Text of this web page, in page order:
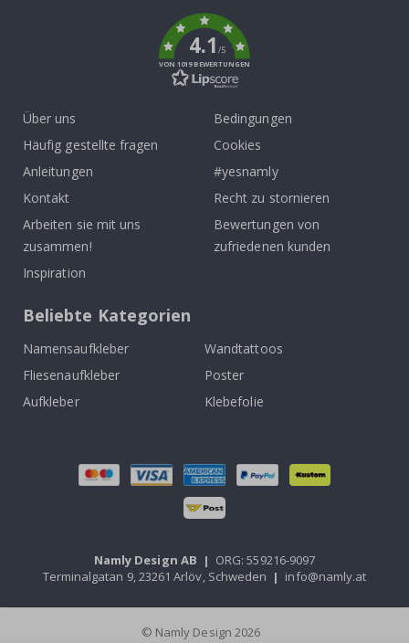
4.1/5
VON 1019 BEWERTUNGEN
Über uns
Häufig gestellte fragen
Anleitungen
Kontakt
Arbeiten sie mit uns
zusammen!
Inspiration
Bedingungen
Cookies
#yesnamly
Recht zu stornieren
Bewertungen von
zufriedenen kunden
Beliebte Kategorien
Namensaufkleber
Wandtattoos
Fliesenaufkleber
Poster
Aufkleber
Klebefolie
Namly Design AB | ORG: 559216-9097
Terminalgatan 9, 23261 Arlöv, Schweden | info@namly.at
© Namly Design 2026